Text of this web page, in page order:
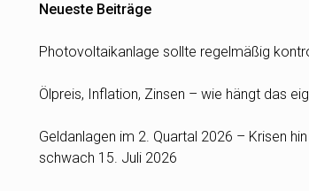
Neueste Beiträge
Photovoltaikanlage sollte regelmäßig
Ölpreis, Inflation, Zinsen – wie hängt das
Geldanlagen im 2. Quartal 2026 – Krisen
schwach 15. Juli 2026